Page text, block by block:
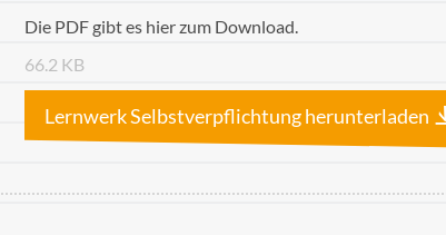
Die PDF gibt es hier zum Download.
66.2 KB
Lernwerk Selbstverpflichtung herunterladen